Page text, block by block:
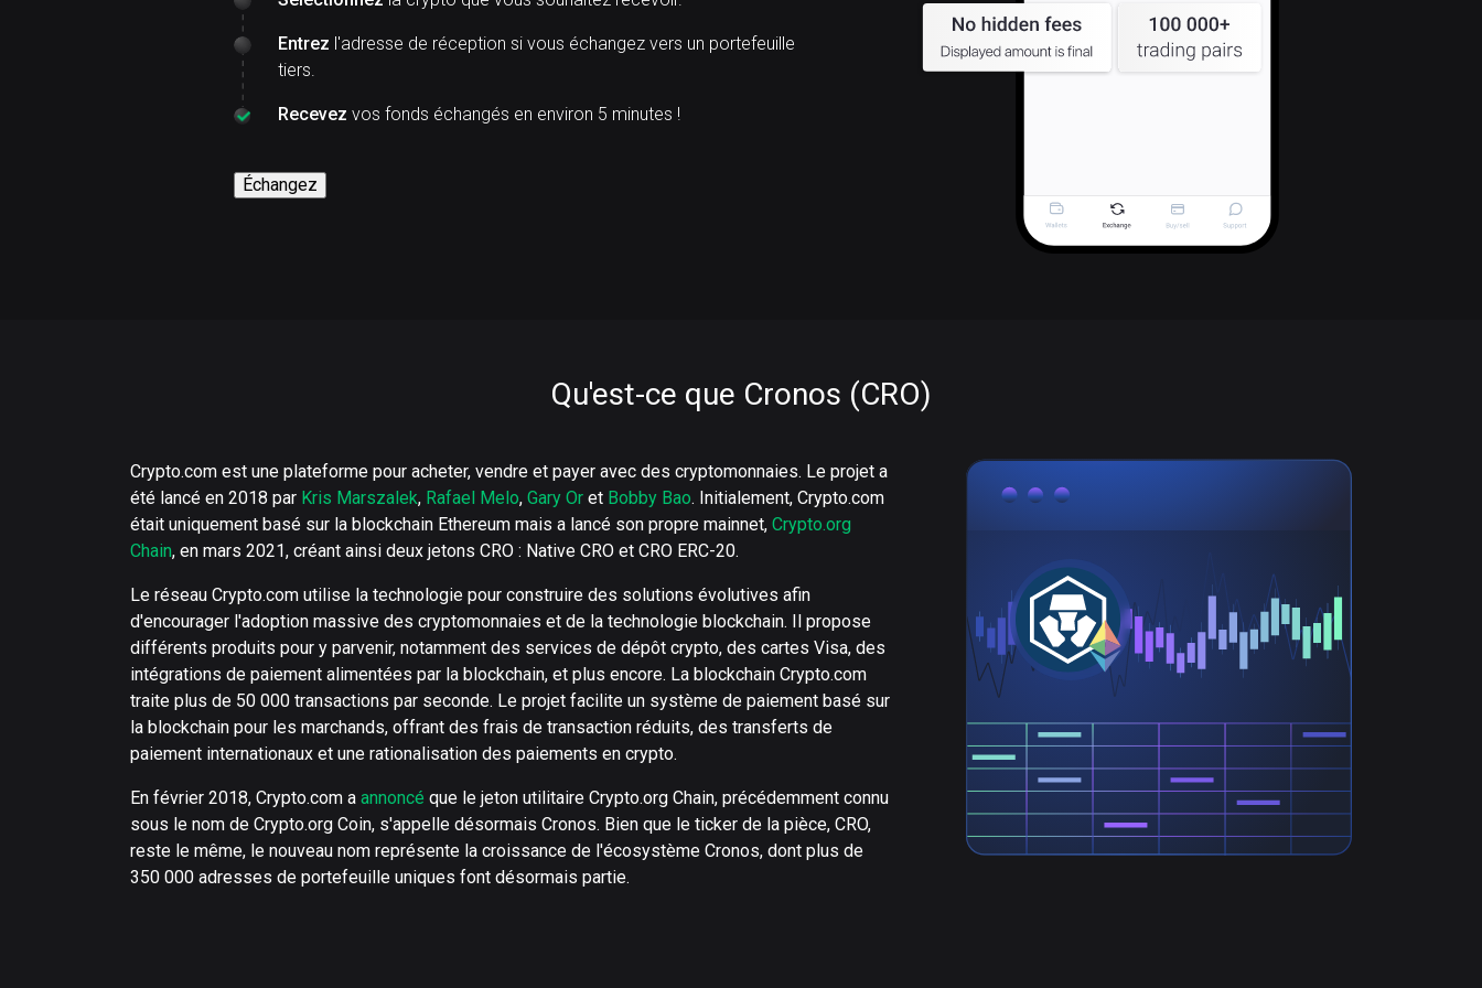
Entrez l'adresse de réception si vous échangez vers un portefeuille
tiers.
Recevez vos fonds échangés en environ 5 minutes !
Échangez
Qu'est-ce que Cronos (CRO)
Crypto.com est une plateforme pour acheter, vendre et payer avec des cryptomonnaies. Le projet a
été lancé en 2018 par Kris Marszalek, Rafael Melo, Gary Or et Bobby Bao. Initialement, Crypto.com
était uniquement basé sur la blockchain Ethereum mais a lancé son propre mainnet, Crypto.org
Chain, en mars 2021, créant ainsi deux jetons CRO : Native CRO et CRO ERC-20.
Le réseau Crypto.com utilise la technologie pour construire des solutions évolutives afin
d'encourager l'adoption massive des cryptomonnaies et de la technologie blockchain. Il propose
différents produits pour y parvenir, notamment des services de dépôt crypto, des cartes Visa, des
intégrations de paiement alimentées par la blockchain, et plus encore. La blockchain Crypto.com
traite plus de 50 000 transactions par seconde. Le projet facilite un système de paiement basé sur
la blockchain pour les marchands, offrant des frais de transaction réduits, des transferts de
paiement internationaux et une rationalisation des paiements en crypto.
En février 2018, Crypto.com a annoncé que le jeton utilitaire Crypto.org Chain, précédemment connu
sous le nom de Crypto.org Coin, s'appelle désormais Cronos. Bien que le ticker de la pièce, CRO,
reste le même, le nouveau nom représente la croissance de l'écosystème Cronos, dont plus de
350 000 adresses de portefeuille uniques font désormais partie.